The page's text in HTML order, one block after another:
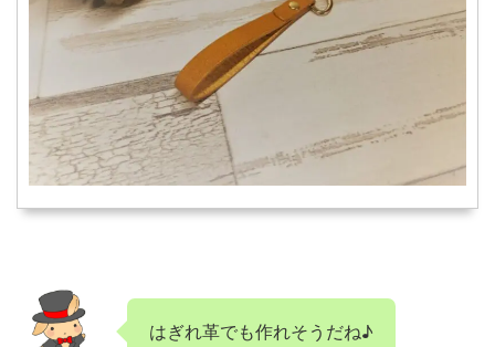
はぎれ革でも作れそうだね♪